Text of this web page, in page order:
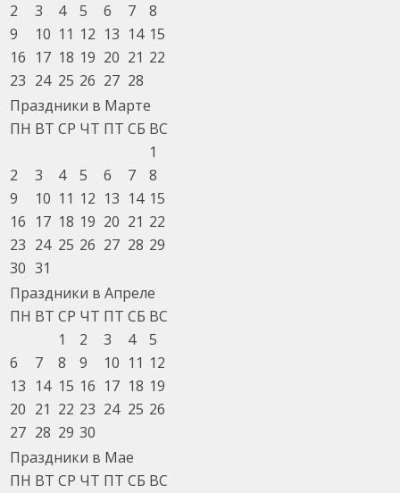
2
3 4 5 6 7
8
9
10 11 12 13 14 15
16 17 18 19 20 21 22
23 24 25 26 27 28
Праздники в Марте
ПН ВТ СР ЧТ ПТ СБ ВС
1
2
3 4 5 6 7
8
9
10 11 12 13 14 15
16 17 18 19 20 21 22
23 24 25 26 27 28 29
30 31
Праздники в Апреле
ПН ВТ СР ЧТ ПТ СБ ВС
1
2 3 4
5
6
7 8 9 10 11 12
13 14 15 16 17 18 19
20 21 22 23 24 25 26
27 28 29 30
Праздники в Мае
ПН ВТ СР ЧТ ПТ СБ ВС